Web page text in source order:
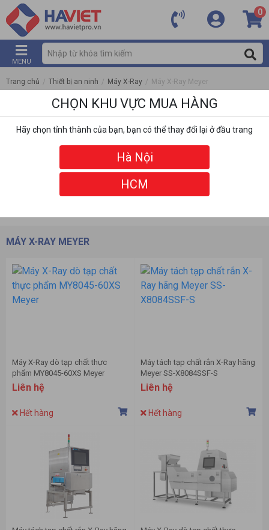
0
MENU
Trang chủ / Thiết bị an ninh / Máy X-Ray / Máy X-Ray Meyer
MÁY X-RAY MEYER
Máy X-Ray dò tạp chất thực
phẩm MY8045-60XS Meyer
Liên hệ
Hết hàng
Máy tách tạp chất rắn X-Ray hãng
Meyer SS-X8084SSF-S
Liên hệ
Hết hàng
CHỌN KHU VỰC MUA HÀNG
Hãy chọn tỉnh thành của bạn, bạn có thể thay đổi lại ở đầu trang
Hà Nội
HCM